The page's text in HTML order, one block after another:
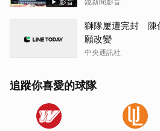
獅隊屢遭完封 陳
願改變
中央通訊社
追蹤你喜愛的球隊